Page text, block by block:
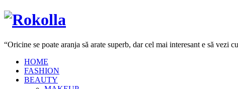
“Oricine se poate aranja să arate superb, dar cel mai interesant e să
HOME
FASHION
BEAUTY